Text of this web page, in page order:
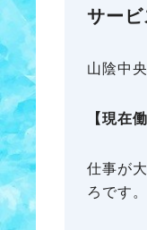
サー
山陰中
【現在
仕事が
ろです。